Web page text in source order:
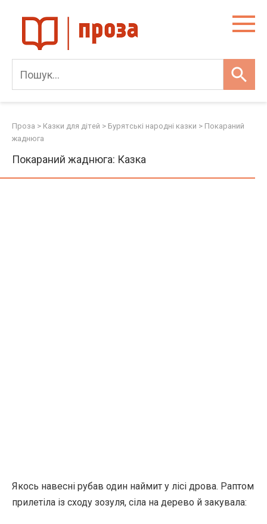
content
Проза > Казки для дітей > Бурятські народні казки > Покараний
жаднюга
Покараний жаднюга: Казка
Якось навесні рубав один наймит у лісі дрова. Раптом
прилетіла із сходу зозуля, сіла на дерево й закувала: